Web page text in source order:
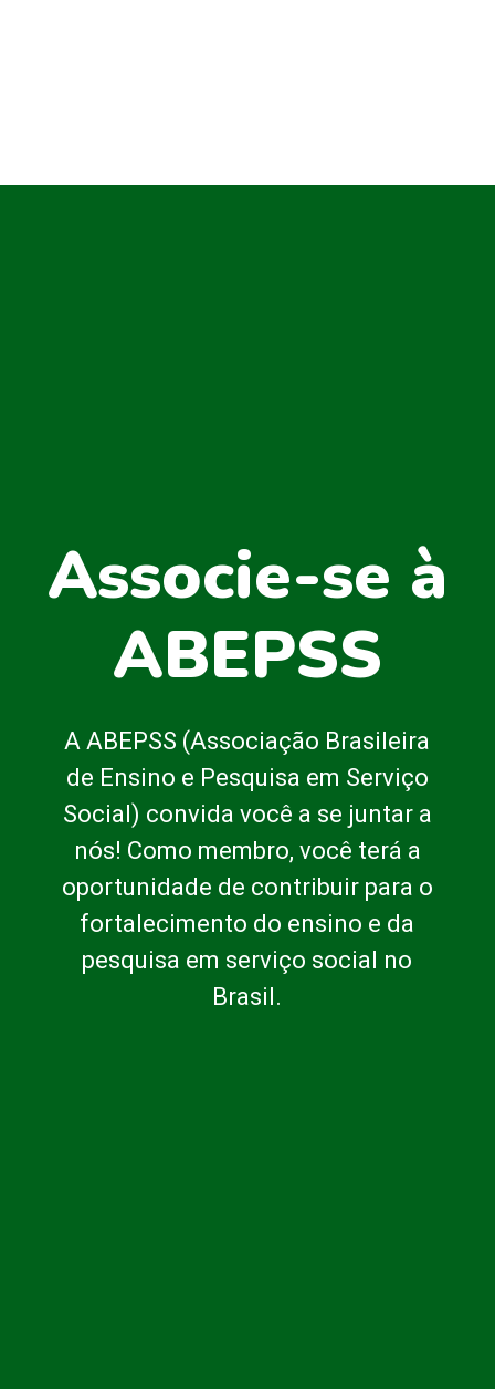
Associe-se à
ABEPSS
A ABEPSS (Associação Brasileira
de Ensino e Pesquisa em Serviço
Social) convida você a se juntar a
nós! Como membro, você terá a
oportunidade de contribuir para o
fortalecimento do ensino e da
pesquisa em serviço social no
Brasil.